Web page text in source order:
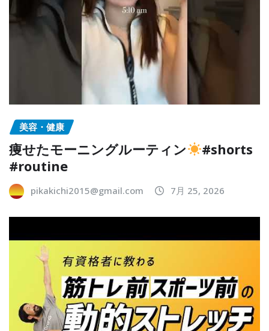
美容・健康
痩せたモーニングルーティン
#shorts
#routine
pikakichi2015@gmail.com 7月 25, 2026